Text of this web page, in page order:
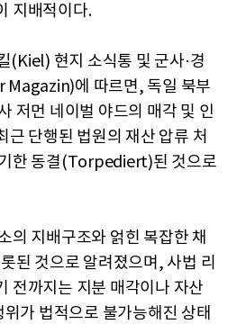
지배적이다.
(Kiel) 현지 소식통 및 군사·경
에 따르면, 독일 북부
저먼 네이벌 야드의 매각 및 인
단행된 법원의 재산 압류 처
한 동결(Torpediert)된 것으로
의 지배구조와 얽힌 복잡한 채
된 것으로 알려졌으며, 사법 리
전까지는 지분 매각이나 자산
가 법적으로 불가능해진 상태